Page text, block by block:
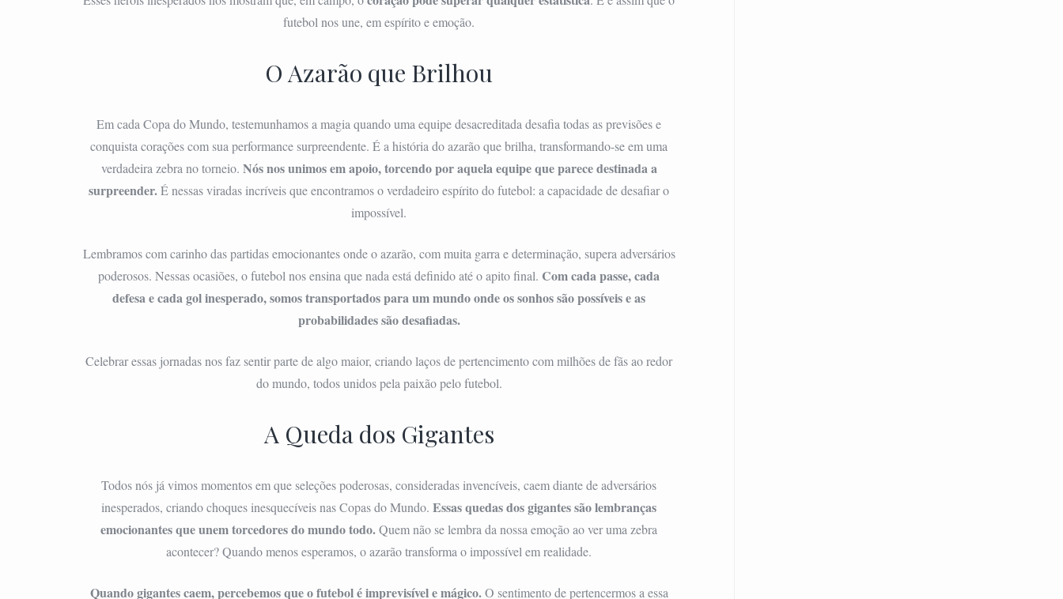
futebol nos une, em espírito e emoção.
O Azarão que Brilhou
Em cada Copa do Mundo, testemunhamos a magia quando uma equipe desacreditada desafia todas as previsões e
conquista corações com sua performance surpreendente. É a história do azarão que brilha, transformando-se em uma
verdadeira zebra no torneio. Nós nos unimos em apoio, torcendo por aquela equipe que parece destinada a
surpreender.É nessas viradas incríveis que encontramos o verdadeiro espírito do futebol: a capacidade de desafiar o
impossível.
Lembramos com carinho das partidas emocionantes onde o azarão, com muita garra e determinação, supera adversários
poderosos. Nessas ocasiões, o futebol nos ensina que nada está definido até o apito final. Com cada passe, cada
defesa e cada gol inesperado, somos transportados para um mundo onde os sonhos são possíveis e as
probabilidades são desafiadas.
Celebrar essas jornadas nos faz sentir parte de algo maior, criando laços de pertencimento com milhões de fãs ao redor
do mundo, todos unidos pela paixão pelo futebol.
A Queda dos Gigantes
Todos nós já vimos momentos em que seleções poderosas, consideradas invencíveis, caem diante de adversários
inesperados, criando choques inesquecíveis nas Copas do Mundo.Essas quedas dos gigantes são lembranças
emocionantes que unem torcedores do mundo todo.Quem não se lembra da nossa emoção ao ver uma zebra
acontecer? Quando menos esperamos, o azarão transforma o impossível em realidade.
Quando gigantes caem, percebemos que o futebol é imprevisível e mágico.O sentimento de pertencermos a essa